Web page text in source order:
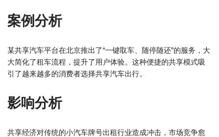
案例分析
某共享汽车平台在北京推出了“一键取车、随停随还”的服务，大
大简化了租车流程，提升了用户体验。这种便捷的共享模式吸
引了越来越多的消费者选择共享汽车出行。
影响分析
共享经济对传统的小汽车牌号出租行业造成冲击，市场竞争愈